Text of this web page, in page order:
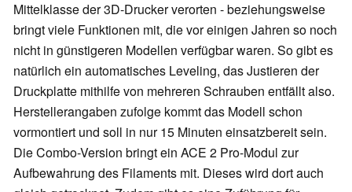
Mittelklasse der 3D-Drucker verorten - beziehungsweise
bringt viele Funktionen mit, die vor einigen Jahren so noch
nicht in günstigeren Modellen verfügbar waren. So gibt es
natürlich ein automatisches Leveling, das Justieren der
Druckplatte mithilfe von mehreren Schrauben entfällt also.
Herstellerangaben zufolge kommt das Modell schon
vormontiert und soll in nur 15 Minuten einsatzbereit sein.
Die Combo-Version bringt ein ACE 2 Pro-Modul zur
Aufbewahrung des Filaments mit. Dieses wird dort auch